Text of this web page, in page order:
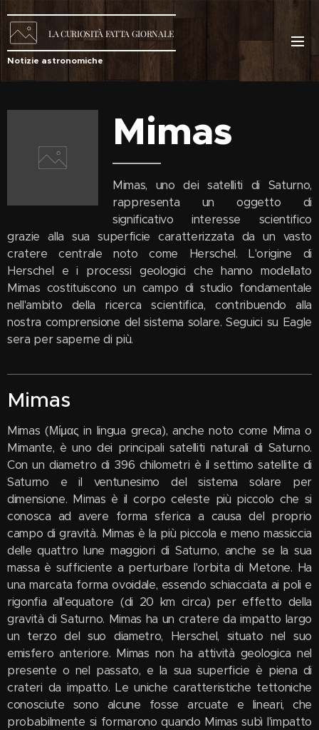
LACURIOSITÀ FATTA GIORNALE
Notizie astronomiche
Mimas
Mimas, uno dei satelliti di Saturno,
rappresenta un oggetto di
significativo interesse scientifico
grazie alla sua superficie caratterizzata da un vasto
cratere centrale noto come Herschel. L'origine di
Herschel e i processi geologici che hanno modellato
Mimas costituiscono un campo di studio fondamentale
nell'ambito della ricerca scientifica, contribuendo alla
nostra comprensione del sistema solare. Seguici su Eagle
sera per saperne di più.
Mimas
Mimas (Μίμας in lingua greca), anche noto come Mima o
Mimante, è uno dei principali satelliti naturali di Saturno.
Con un diametro di 396 chilometri è il settimo satellite di
Saturno e il ventunesimo del sistema solare per
dimensione. Mimas è il corpo celeste più piccolo che si
conosca ad avere forma sferica a causa del proprio
campo di gravità. Mimas è la più piccola e meno massiccia
delle quattro lune maggiori di Saturno, anche se la sua
massa è sufficiente a perturbare l'orbita di Metone. Ha
una marcata forma ovoidale, essendo schiacciata ai poli e
rigonfia all'equatore (di 20 km circa) per effetto della
gravità di Saturno. Mimas ha un cratere da impatto largo
un terzo del suo diametro, Herschel, situato nel suo
emisfero anteriore. Mimas non ha attività geologica nel
presente o nel passato, e la sua superficie è piena di
crateri da impatto. Le uniche caratteristiche tettoniche
conosciute sono alcune fosse arcuate e lineari, che
probabilmente si formarono quando Mimas subì l'impatto